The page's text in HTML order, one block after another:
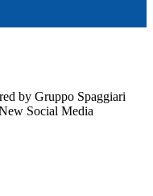
by Gruppo Spaggiari
Social Media